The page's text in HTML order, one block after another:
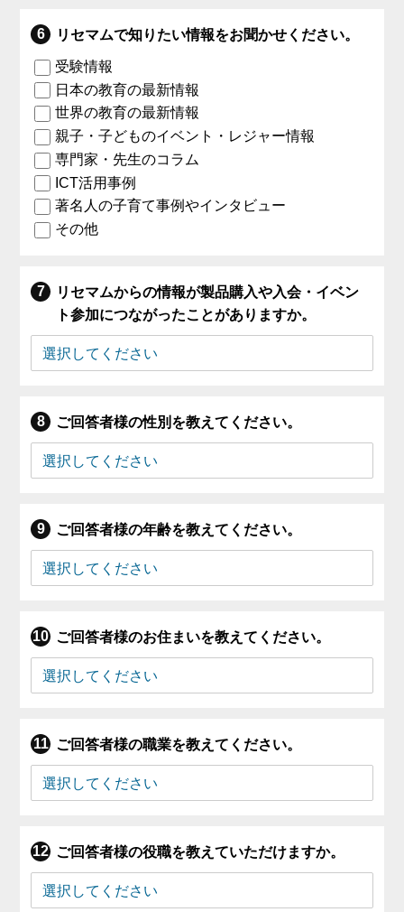
リセマムで知りたい情報をお聞かせください。
受験情報
日本の教育の最新情報
世界の教育の最新情報
親子・子どものイベント・レジャー情報
専門家・先生のコラム
ICT活用事例
著名人の子育て事例やインタビュー
その他
リセマムからの情報が製品購入や入会・イベン
ト参加につながったことがありますか。
ご回答者様の性別を教えてください。
ご回答者様の年齢を教えてください。
ご回答者様のお住まいを教えてください。
ご回答者様の職業を教えてください。
ご回答者様の役職を教えていただけますか。